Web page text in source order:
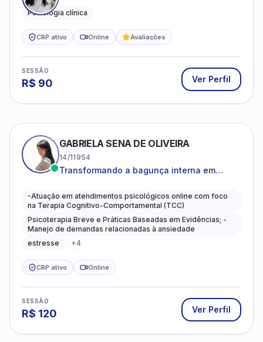
adolescentes e adultos.
Psicologia clínica
CRP ativo Online Avaliações
SESSÃO
R$ 90 Ver Perfil
GABRIELA SENA DE OLIVEIRA
14/11954
Transformando a bagunça interna em
caminhos mais gentis para se viver.
-Atuação em atendimentos psicológicos online com foco
na Terapia Cognitivo-Comportamental (TCC)
Psicoterapia Breve e Práticas Baseadas em Evidências; -
Manejo de demandas relacionadas à ansiedade
estresse
+4
CRP ativo Online
SESSÃO
R$ 120 Ver Perfil